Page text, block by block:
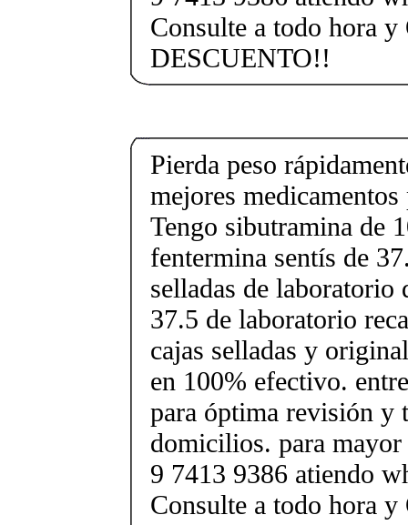
Consulte a todo hora y
DESCUENTO!!
Pierda peso
mejores medicamentos
Tengo sibutramina de
fentermina sentís de
selladas de
37.5 de laboratorio
cajas selladas y
en 100% efectivo.
para óptima revisión y
domicilios. para
9 7413 9386 atiendo
Consulte a todo hora y